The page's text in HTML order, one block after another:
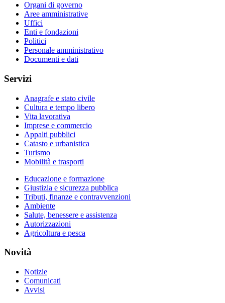
Organi di governo
Aree amministrative
Uffici
Enti e fondazioni
Politici
Personale amministrativo
Documenti e dati
Servizi
Anagrafe e stato civile
Cultura e tempo libero
Vita lavorativa
Imprese e commercio
Appalti pubblici
Catasto e urbanistica
Turismo
Mobilità e trasporti
Educazione e formazione
Giustizia e sicurezza pubblica
Tributi, finanze e contravvenzioni
Ambiente
Salute, benessere e assistenza
Autorizzazioni
Agricoltura e pesca
Novità
Notizie
Comunicati
Avvisi